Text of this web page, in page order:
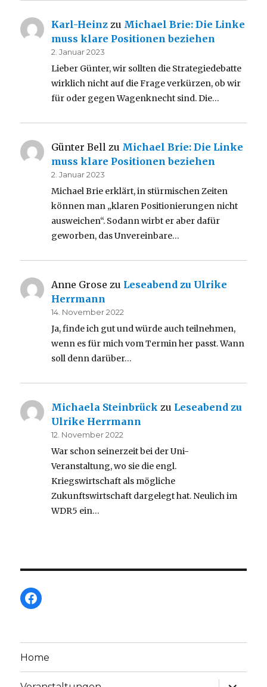
Karl-Heinz zu Michael Brie: Die Linke
muss klare Positionen beziehen
2. Januar 2023
Lieber Günter, wir sollten die Strategiedebatte
wirklich nicht auf die Frage verkürzen, ob wir
für oder gegen Wagenknecht sind. Die…
Günter Bell zu Michael Brie: Die Linke
muss klare Positionen beziehen
2. Januar 2023
Michael Brie erklärt, in stürmischen Zeiten
können man „klaren Positionierungen nicht
ausweichen“. Sodann wirbt er aber dafür
geworben, das Unvereinbare…
Anne Grose zu Leseabend zu Ulrike
Herrmann
14. November 2022
Ja, finde ich gut und würde auch teilnehmen,
wenn es für mich vom Termin her passt. Wann
soll denn darüber…
Michaela Steinbrück zu Leseabend zu
Ulrike Herrmann
12. November 2022
War schon seinerzeit bei der Uni-
Veranstaltung, wo sie die engl.
Kriegswirtschaft als mögliche
Zukunftswirtschaft dargelegt hat. Neulich im
WDR5 ein…
Facebook
Home